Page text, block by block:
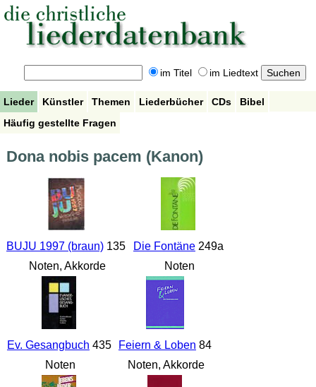
im Titel im Liedtext
Lieder Künstler Themen Liederbücher CDs
Bibel
Häufig gestellte Fragen
Dona nobis pacem (Kanon)
BUJU 1997 (braun)135
Noten, Akkorde
Die Fontäne249a
Noten
Ev. Gesangbuch 435
Noten
Feiern & Loben 84
Noten, Akkorde